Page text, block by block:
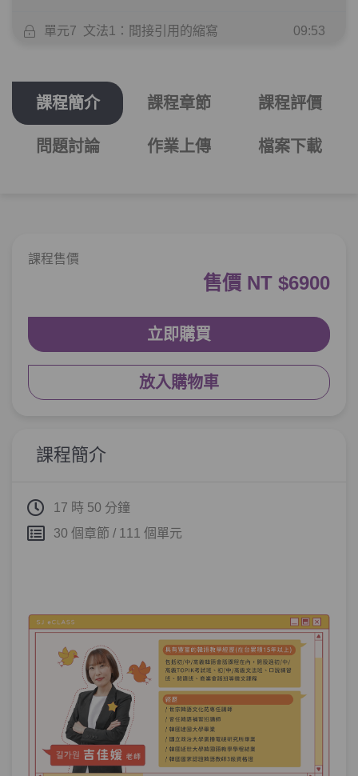
單元7 文法1：間接引用的縮寫 09:53
測驗1 第1章－引用句－小考
推測、預料－「看他眼睛紅紅的，好像是
單元2
文法5：–(으)ㄴ가/나 보다 07:36
文法6：–(으)ㄴ/는/(으)ㄹ 모양이다
單元5 文法7：–(으)ㄴ/는/(으)ㄹ 듯하다 10:54
單元7 文法9：–(으)ㄴ/는/(으)ㄹ줄 알았
다, 몰랐다
測驗1 第2章－推測、預料－小考
單元2 文法11：–(으)ㄴ/는걸(요) 09:34
測驗1 第3章－反駁－小考
第4章：
目的、意圖、計畫－當韓國人問你為什麼
來韓國… 你要怎麼回他呢？
課程簡介 課程章節 課程評價
問題討論 作業上傳 檔案下載
課程售價
售價 NT $6900
立即購買
放入購物車
課程簡介
17 時 50 分鐘
30 個章節 / 111 個單元